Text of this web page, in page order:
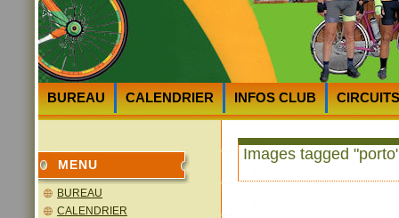
BUREAU CALENDRIER INFOS CLUB
CIRCUITS
MENU
BUREAU
CALENDRIER
Images tagged